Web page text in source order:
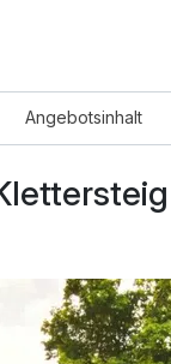
Angebotsinhalt